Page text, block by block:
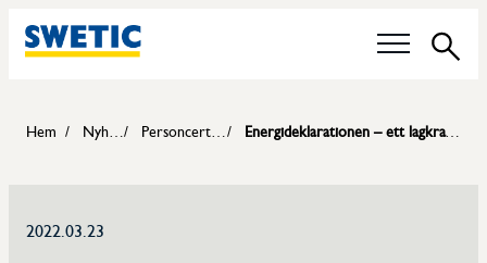
Sök
Våra frågor
Livsmedelskontroll
Hem Nyheter Personcertifiering Energideklarationen – ett lagkrav och en möjlighet till stora besparingar
2022.03.23